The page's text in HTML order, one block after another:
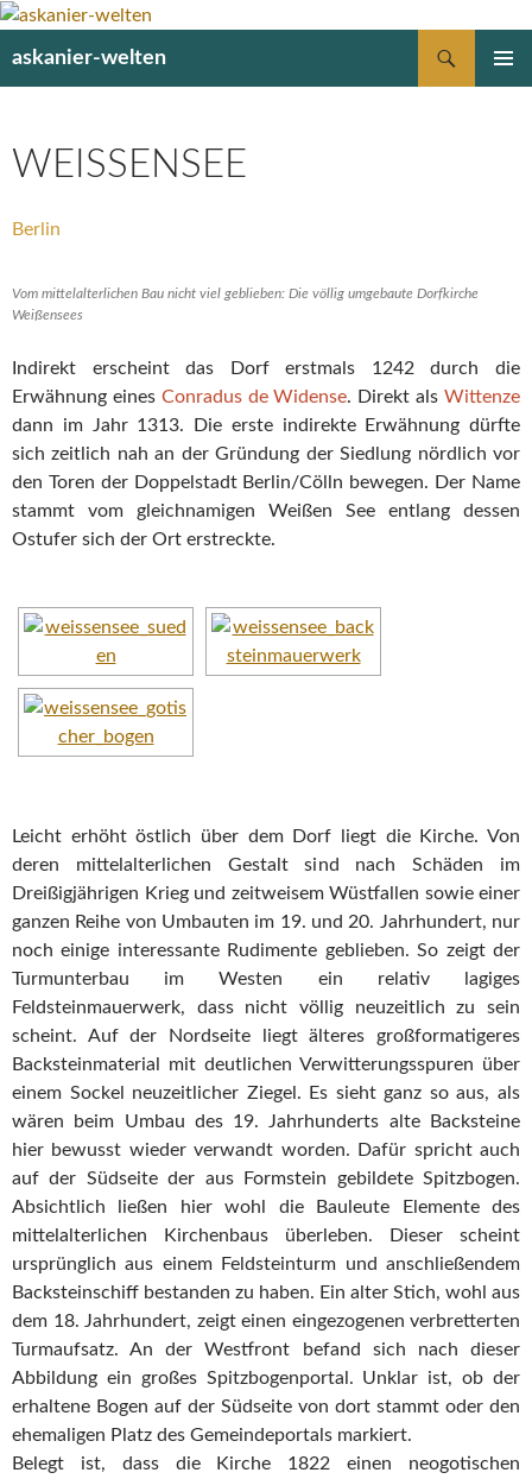
askanier-welten
WEISSENSEE
Berlin
Vom mittelalterlichen Bau nicht viel geblieben: Die völlig umgebaute Dorfkirche
Weißensees
Indirekt erscheint das Dorf erstmals 1242 durch die
Erwähnung eines Conradus de Widense. Direkt alsWittenze
dann im Jahr 1313. Die erste indirekte Erwähnung dürfte
sich zeitlich nah an der Gründung der Siedlung nördlich vor
den Toren der Doppelstadt Berlin/Cölln bewegen. Der Name
stammt vom gleichnamigen Weißen See entlang dessen
Ostufer sich der Ort erstreckte.
Leicht erhöht östlich über dem Dorf liegt die Kirche. Von
deren mittelalterlichen Gestalt sind nach Schäden im
Dreißigjährigen Krieg und zeitweisem Wüstfallen sowie einer
ganzen Reihe von Umbauten im 19. und 20. Jahrhundert, nur
noch einige interessante Rudimente geblieben. So zeigt der
Turmunterbau im Westen ein relativ lagiges
Feldsteinmauerwerk, dass nicht völlig neuzeitlich zu sein
scheint. Auf der Nordseite liegt älteres großformatigeres
Backsteinmaterial mit deutlichen Verwitterungsspuren über
einem Sockel neuzeitlicher Ziegel. Es sieht ganz so aus, als
wären beim Umbau des 19. Jahrhunderts alte Backsteine
hier bewusst wieder verwandt worden. Dafür spricht auch
auf der Südseite der aus Formstein gebildete Spitzbogen.
Absichtlich ließen hier wohl die Bauleute Elemente des
mittelalterlichen Kirchenbaus überleben. Dieser scheint
ursprünglich aus einem Feldsteinturm und anschließendem
Backsteinschiff bestanden zu haben. Ein alter Stich, wohl aus
dem 18. Jahrhundert, zeigt einen eingezogenen verbretterten
Turmaufsatz. An der Westfront befand sich nach dieser
Abbildung ein großes Spitzbogenportal. Unklar ist, ob der
erhaltene Bogen auf der Südseite von dort stammt oder den
ehemaligen Platz des Gemeindeportals markiert.
Belegt ist, dass die Kirche 1822 einen neogotischen